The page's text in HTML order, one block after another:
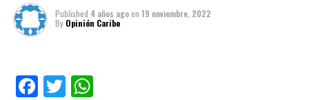
Published 4 años agoon 19 noviembre, 2022
By Opinión Caribe
Facebook
TwitterWhatsApp